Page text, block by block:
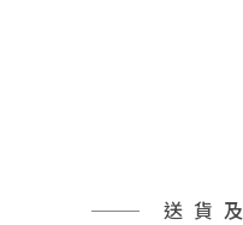
送貨